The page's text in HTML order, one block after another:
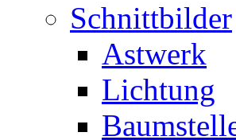
Schnittbilder
Astwerk
Lichtung